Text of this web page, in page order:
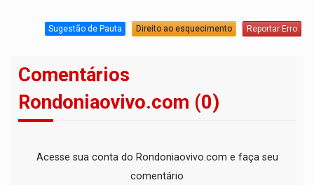
Sugestão de Pauta Direito ao esquecimento Reportar Erro
Comentários
Rondoniaovivo.com (0)
Acesse sua conta do Rondoniaovivo.com e faça seu
comentário